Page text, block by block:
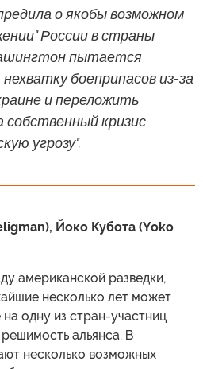
о якобы возможном
России в страны
пытается
боеприпасов из-за
и переложить
кризис
угрозу".
Йоко Кубота (Yoko
американской разведки,
несколько лет может
одну из стран-участниц
альянса. В
несколько возможных